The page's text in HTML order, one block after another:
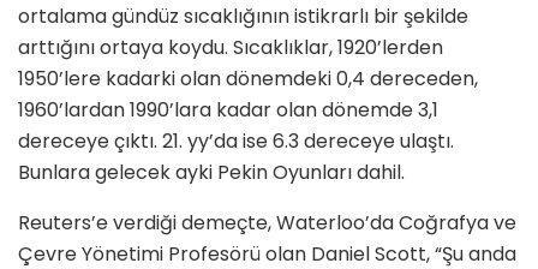
ortalama gündüz sıcaklığının istikrarlı bir şekilde
arttığını ortaya koydu. Sıcaklıklar, 1920’lerden
1950’lere kadarki olan dönemdeki 0,4 dereceden,
1960’lardan 1990’lara kadar olan dönemde 3,1
dereceye çıktı. 21. yy’da ise 6.3 dereceye ulaştı.
Bunlara gelecek ayki Pekin Oyunları dahil.
Reuters’e verdiği demeçte, Waterloo’da Coğrafya ve
Çevre Yönetimi Profesörü olan Daniel Scott, “Şu anda